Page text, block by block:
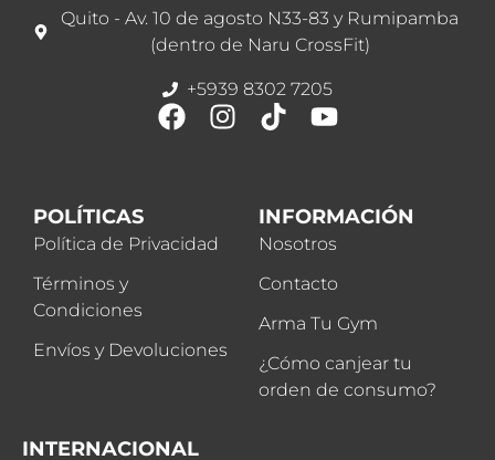
Quito - Av. 10 de agosto N33-83 y Rumipamba
(dentro de Naru CrossFit)
+5939 8302 7205
POLÍTICAS
Política de Privacidad
Términos y
Condiciones
Envíos y Devoluciones
INFORMACIÓN
Nosotros
Contacto
Arma Tu Gym
¿Cómo canjear tu
orden de consumo?
INTERNACIONAL